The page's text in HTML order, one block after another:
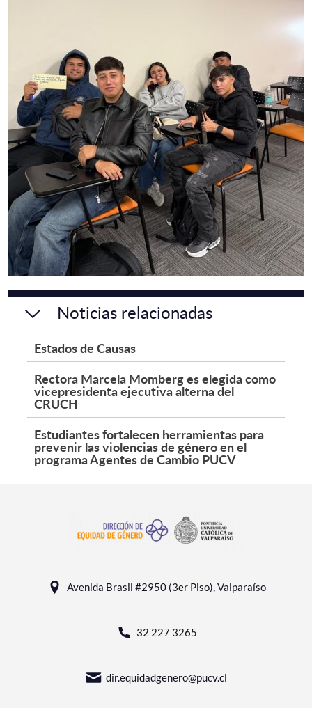
Noticias relacionadas
Estados de Causas
Rectora Marcela Momberg es elegida como
vicepresidenta ejecutiva alterna del
CRUCH
Estudiantes fortalecen herramientas para
prevenir las violencias de género en el
programa Agentes de Cambio PUCV
Avenida Brasil #2950 (3er Piso), Valparaíso
32 227 3265
dir.equidadgenero@pucv.cl